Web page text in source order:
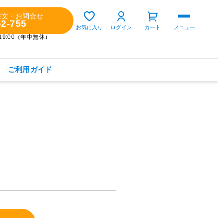
文・お問合せ
755
（年中無休）
お気に入り ログイン カート メニュー
ご利用ガイド
ゲスト 様